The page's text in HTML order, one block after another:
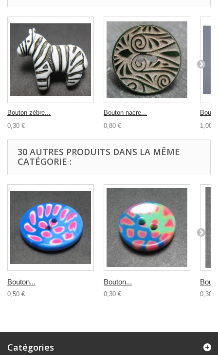
Bouton zèbre...
0,30 €
Bouton nacre...
0,80 €
1,00 €
30 AUTRES PRODUITS DANS LA MÊME
CATÉGORIE :
Bouton...
0,50 €
Bouton...
0,30 € 0,30 €
Catégories